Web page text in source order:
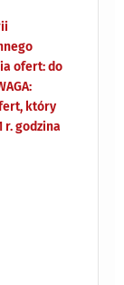
ofert: do
który
r. godzina